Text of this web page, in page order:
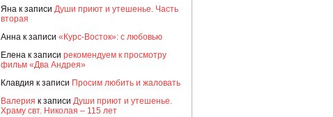
Яна к записи Души приют и утешенье. Часть
вторая
Анна к записи «Курс-Восток»: с любовью
Елена к записи рекомендуем к просмотру
фильм «Два Андрея»
Клавдия к записи Просим любить и жаловать
Валерия к записи Души приют и утешенье.
Храму свт. Николая – 115 лет